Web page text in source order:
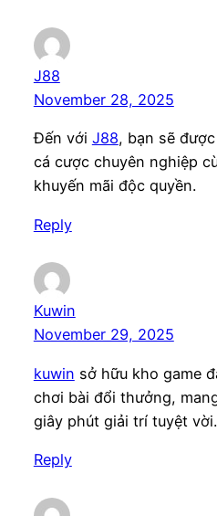
J88
November 28, 2025
Đến với J88, bạn sẽ
cá cược chuyên nghiệp
khuyến mãi độc quyền.
Reply
Kuwin
November 29, 2025
kuwin sở hữu kho game
chơi bài đổi thưởng,
giây phút giải trí tuyệt vời.
Reply